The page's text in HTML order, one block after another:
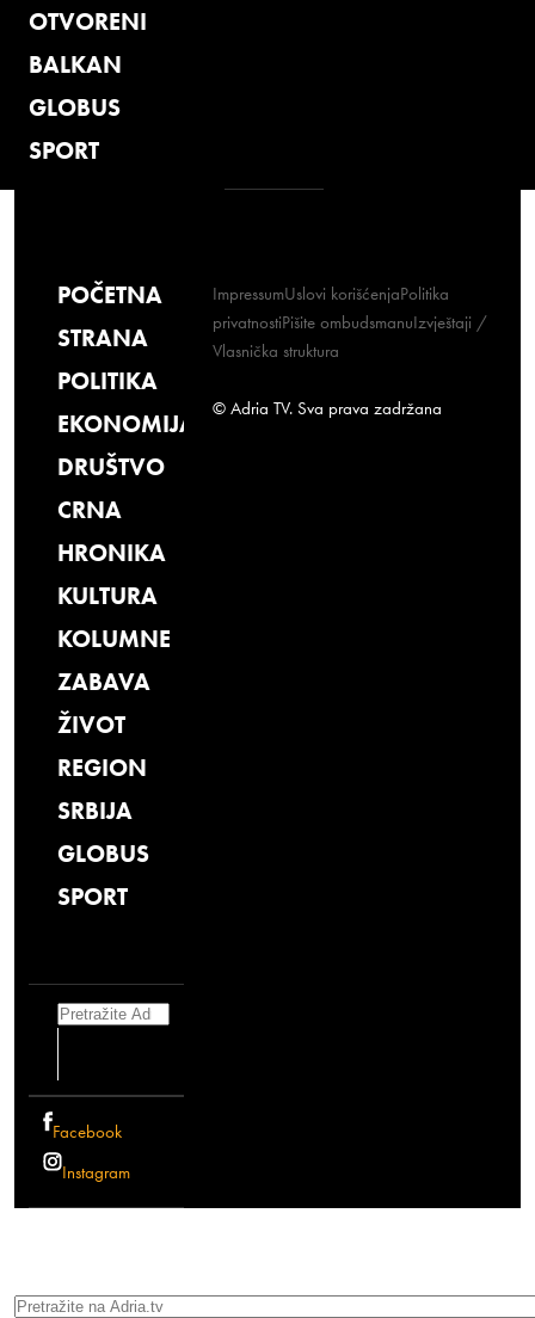
OTVORENI
BALKAN
GLOBUS
SPORT
POČETNA
STRANA
POLITIKA
EKONOMIJA
DRUŠTVO
CRNA
HRONIKA
KULTURA
KOLUMNE
ZABAVA
ŽIVOT
REGION
SRBIJA
GLOBUS
SPORT
Search
Facebook
Instagram
ImpressumUslovi korišćenjaPolitika
privatnostiPišite ombudsmanuIzvještaji /
Vlasnička struktura
© Adria TV. Sva prava zadržana
Search